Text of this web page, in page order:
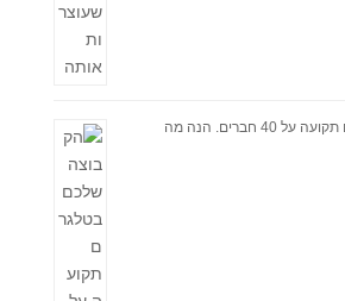
הקבוצה שלכם בטלגרם תקועה על 40 חברים. הנה מה